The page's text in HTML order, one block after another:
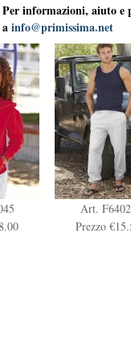
Per informazioni, aiuto e
ainfo@primissima.net
Art.
Prezzo